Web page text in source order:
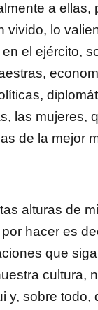
a ellas,
vivido, lo
el ejército,
las mujeres,
de la mejor
alturas de
hacer es
que
cultura,
y, sobre todo,